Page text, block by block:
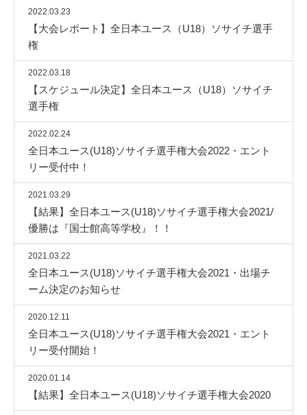
2022.03.23
【大会レポート】全日本ユース（U18）ソサイチ選手
権
2022.03.18
【スケジュール決定】全日本ユース（U18）ソサイチ
選手権
2022.02.24
全日本ユース(U18)ソサイチ選手権大会2022・エント
リー受付中！
2021.03.29
【結果】全日本ユース(U18)ソサイチ選手権大会2021/
優勝は『国士館高等学校』！！
2021.03.22
全日本ユース(U18)ソサイチ選手権大会2021・出場チ
ーム決定のお知らせ
2020.12.11
全日本ユース(U18)ソサイチ選手権大会2021・エント
リー受付開始！
2020.01.14
【結果】全日本ユース(U18)ソサイチ選手権大会2020